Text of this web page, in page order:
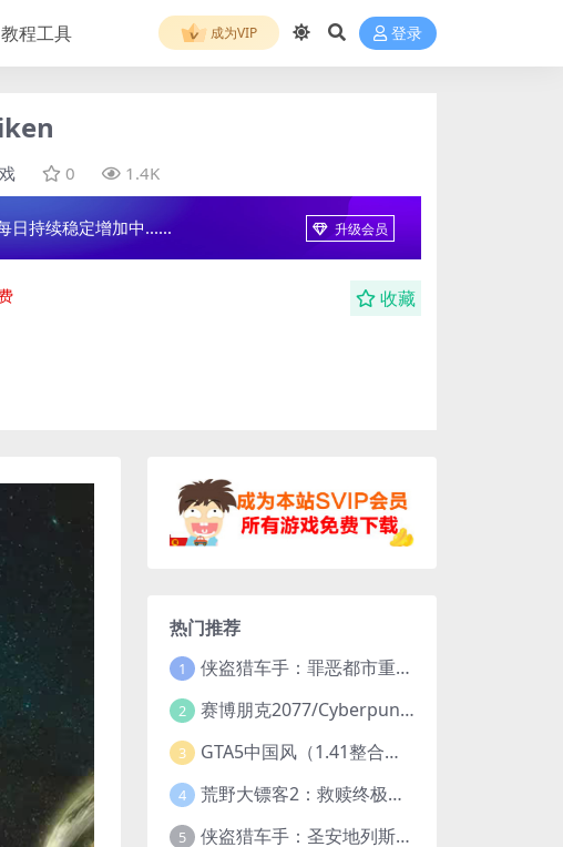
教程工具 成为VIP 登录
0 1.4K
日持续稳定增加中...... 升级会员
收藏
热门推荐
1 侠盗猎车手：罪恶都市重制版/Grand Theft Auto: Vice City – The Definitive Edition
2 赛博朋克2077/Cyberpunk 2077（更新v2.20全DLC）
3 GTA5中国风（1.41整合版1300辆真车+183位美女与英雄+200%存档）
4 荒野大镖客2：救赎终极版/大表哥2/Red Dead Redemption 2: Ultimate Edition（更新v1491.50终极版）
5 侠盗猎车手：圣安地列斯重制版/Grand Theft Auto: San Andreas – The Definitive Edition（更新v1.113.49697469）